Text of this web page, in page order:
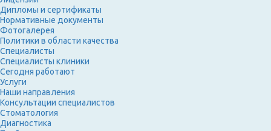
Дипломы и сертификаты
Нормативные документы
Фотогалерея
Политики в области качества
Специалисты
Специалисты клиники
Сегодня работают
Услуги
Наши направления
Консультации специалистов
Стоматология
Диагностика